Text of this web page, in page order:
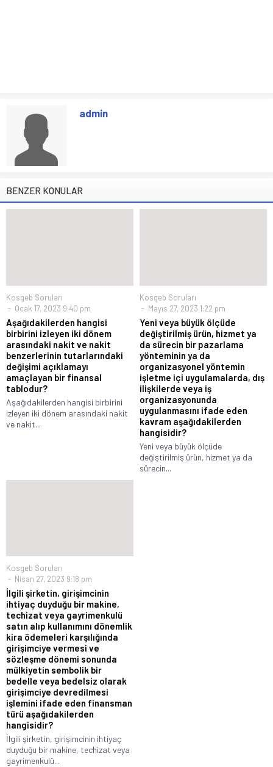
admin
BENZER KONULAR
Kosgeb Soruları
Ocak 17, 2023 9:40 pm
Aşağıdakilerden hangisi
birbirini izleyen iki dönem
arasındaki nakit ve nakit
benzerlerinin tutarlarındaki
değişimi açıklamayı
amaçlayan bir finansal
tablodur?
Aşağıdakilerden hangisi birbirini
izleyen iki dönem arasındaki nakit
ve nakit...
Kosgeb Soruları
Mayıs 27, 2023 1:22 pm
Yeni veya büyük ölçüde
değiştirilmiş ürün, hizmet ya
da sürecin bir pazarlama
yönteminin ya da
organizasyonel yöntemin
işletme içi uygulamalarda, dış
ilişkilerde veya iş
organizasyonunda
uygulanmasını ifade eden
kavram aşağıdakilerden
hangisidir?
Yeni veya büyük ölçüde
değiştirilmiş ürün, hizmet ya da
sürecin...
Kosgeb Soruları
Nisan 27, 2023 9:18 pm
İlgili şirketin, girişimcinin
ihtiyaç duyduğu bir makine,
techizat veya gayrimenkulü
satın alıp kullanımını dönemlik
kira ödemeleri karşılığında
girişimciye vermesi ve
sözleşme dönemi sonunda
mülkiyetin sembolik bir
bedelle veya bedelsiz olarak
girişimciye devredilmesi
işlemini ifade eden finansman
türü aşağıdakilerden
hangisidir?
İlgili şirketin, girişimcinin ihtiyaç
duyduğu bir makine, techizat veya
gayrimenkulü...